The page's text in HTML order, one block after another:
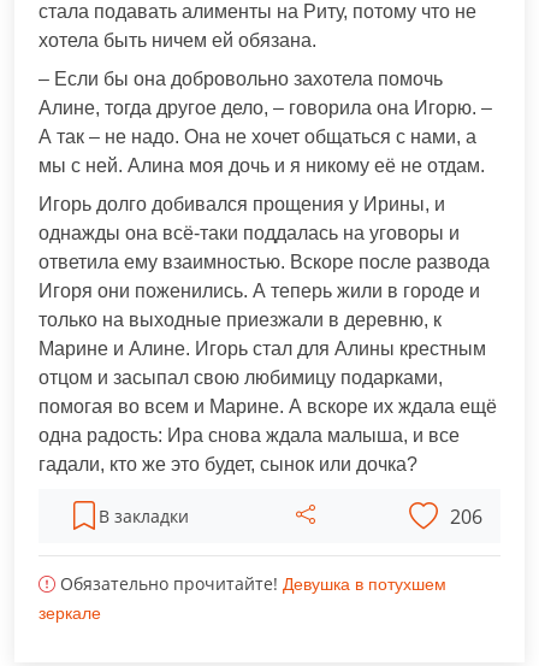
стала подавать алименты на Риту, потому что не
хотела быть ничем ей обязана.
– Если бы она добровольно захотела помочь
Алине, тогда другое дело, – говорила она Игорю. –
А так – не надо. Она не хочет общаться с нами, а
мы с ней. Алина моя дочь и я никому её не отдам.
Игорь долго добивался прощения у Ирины, и
однажды она всё-таки поддалась на уговоры и
ответила ему взаимностью. Вскоре после развода
Игоря они поженились. А теперь жили в городе и
только на выходные приезжали в деревню, к
Марине и Алине. Игорь стал для Алины крестным
отцом и засыпал свою любимицу подарками,
помогая во всем и Марине. А вскоре их ждала ещё
одна радость: Ира снова ждала малыша, и все
гадали, кто же это будет, сынок или дочка?
В закладки 206
Обязательно прочитайте! Девушка в потухшем
зеркале